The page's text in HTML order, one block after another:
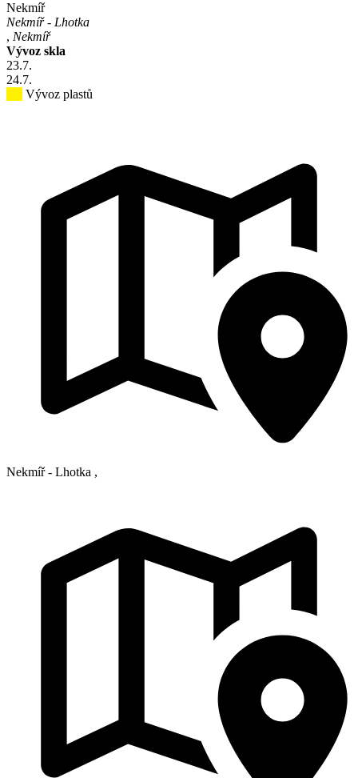
Nekmíř
Nekmíř - Lhotka
, Nekmíř
Vývoz skla
23.7.
24.7.
Vývoz plastů
Nekmíř - Lhotka ,